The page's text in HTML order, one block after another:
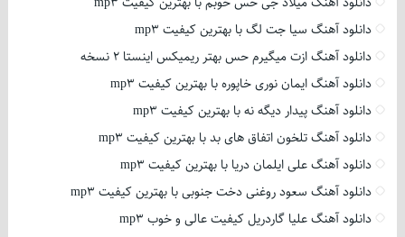
دانلود آهنگ سیا جت لگ با بهترین کیفیت mp3
دانلود آهنگ ازت میگیرم حس بهتر ریمیکس اینستا 2 نسخه
دانلود آهنگ ایمان نوری خاپوره با بهترین کیفیت mp3
دانلود آهنگ پیدار دیگه نه با بهترین کیفیت mp3
دانلود آهنگ تلخون اتفاق های بد با بهترین کیفیت mp3
دانلود آهنگ علی ایلمان دریا با بهترین کیفیت mp3
دانلود آهنگ سعود روغنی دخت جنوبی با بهترین کیفیت mp3
دانلود آهنگ علیا گاردریل کیفیت عالی و خوب mp3